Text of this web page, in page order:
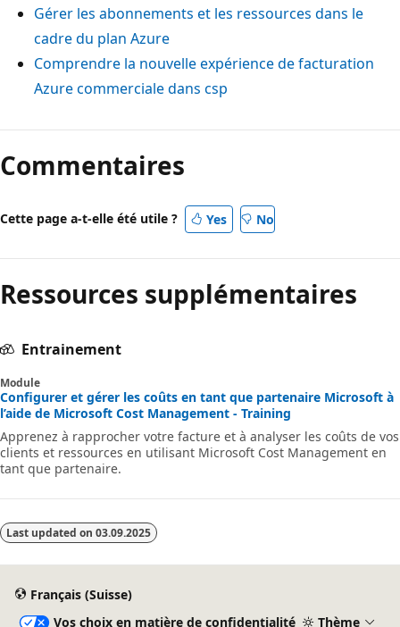
Gérer les abonnements et les ressources dans le
cadre du plan Azure
Comprendre la nouvelle expérience de facturation
Azure commerciale dans csp
Commentaires
Cette page a-t-elle été utile ? Yes No
Ressources supplémentaires
Entrainement
Module
Configurer et gérer les coûts en tant que partenaire Microsoft à
l’aide de Microsoft Cost Management - Training
Apprenez à rapprocher votre facture et à analyser les coûts de vos
clients et ressources en utilisant Microsoft Cost Management en
tant que partenaire.
Last updated on 03.09.2025
Français (Suisse)
Vos choix en matière de confidentialité
Thème